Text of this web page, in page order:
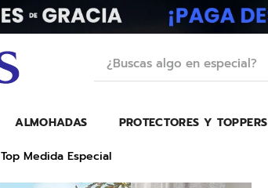
ALMOHADAS PROTECTORES Y TOPPERS
Medida Especial
TÉRMINOS MÁS BUSCADOS
1
2.
almohada